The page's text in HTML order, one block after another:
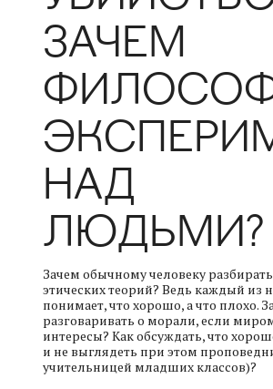
ЗАЧЕМ
НАД
ЛЮДЬМИ?
Зачем обычному человеку
этических теорий? Ведь каждый из
понимает, что хорошо, а что плохо.
разговаривать о морали, если
интересы? Как обсуждать, что
и не выглядеть при этом
учительницей младших классов)?